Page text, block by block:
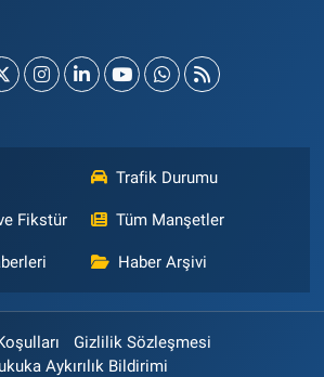
Trafik Durumu
Fikstür Tüm Manşetler
Haber Arşivi
Gizlilik Sözleşmesi
Aykırılık Bildirimi